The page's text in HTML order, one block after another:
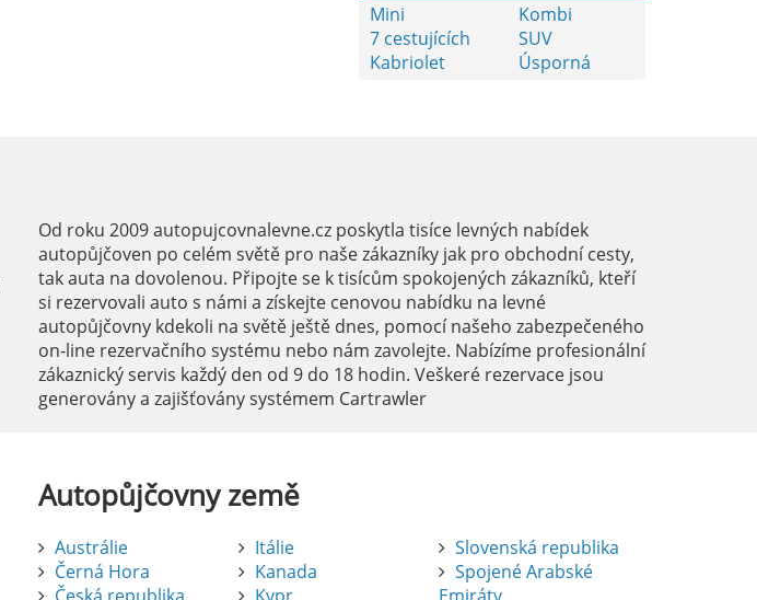
Mini
Kombi
7 cestujících
SUV
Kabriolet
Úsporná
Od roku 2009 autopujcovnalevne.cz poskytla tisíce levných nabídek
autopůjčoven po celém světě pro naše zákazníky jak pro obchodní cesty,
tak auta na dovolenou. Připojte se k tisícům spokojených zákazníků, kteří
si rezervovali auto s námi a získejte cenovou nabídku na levné
autopůjčovny kdekoli na světě ještě dnes, pomocí našeho zabezpečeného
on-line rezervačního systému nebo nám zavolejte. Nabízíme profesionální
zákaznický servis každý den od 9 do 18 hodin. Veškeré rezervace jsou
generovány a zajišťovány systémem Cartrawler
Autopůjčovnyzemě
Austrálie
Černá Hora
Itálie
Kanada
Slovenská republika
Spojené Arabské